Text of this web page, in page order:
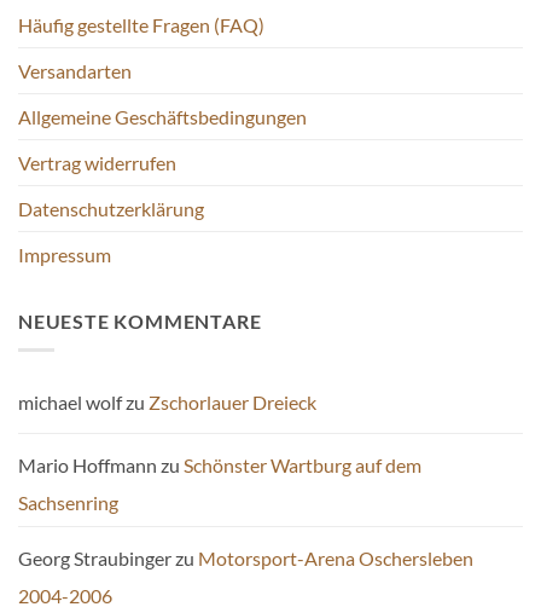
auf
Produktseite
werden
Produktseite
Häufig gestellte Fragen (FAQ)
Versandarten
Allgemeine Geschäftsbedingungen
Vertrag widerrufen
Datenschutzerklärung
Impressum
NEUESTE KOMMENTARE
michael wolfzu Zschorlauer Dreieck
Mario Hoffmann zu Schönster Wartburg auf dem
Sachsenring
Georg Straubingerzu Motorsport-Arena Oschersleben
2004-2006